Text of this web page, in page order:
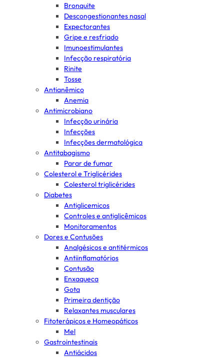
Bronquite
Descongestionantes nasal
Expectorantes
Gripe e resfriado
Imunoestimulantes
Infecção respiratória
Rinite
Tosse
Antianêmico
Anemia
Antimicrobiano
Infecção urinária
Infecções
Infecções dermatológica
Antitabagismo
Parar de fumar
Colesterol e Triglicérides
Colesterol triglicérides
Diabetes
Antiglicemicos
Controles e antiglicêmicos
Monitoramentos
Dores e Contusões
Analgésicos e antitérmicos
Antiinflamatórios
Contusão
Enxaqueca
Gota
Primeira dentição
Relaxantes musculares
Fitoterápicos e Homeopáticos
Mel
Gastrointestinais
Antiácidos